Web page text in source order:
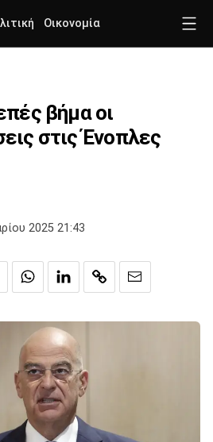
Οικονομία
βήμα οι
στις Ένοπλες
2025 21:43